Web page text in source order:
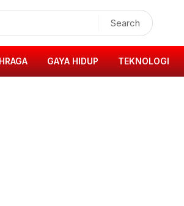
Search
GAYA HIDUP TEKNOLOGI